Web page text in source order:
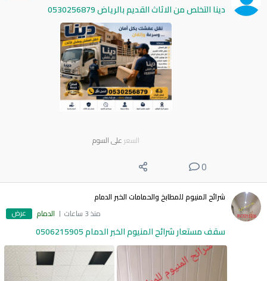
دينا التخلص من الاثاث القديم بالرياض 0530256879
السعر على السوم
0
شرائح المنيوم للمطابخ والحمامات الخبر الدمام
منذ 3 ساعات
الدمام عرض
سقف مستعار شرائح المنيوم الخبر الدمام 0506215905